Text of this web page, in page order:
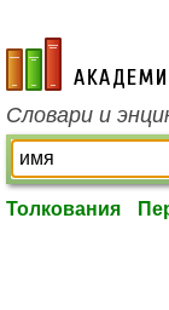
academic.ru
Словари и
Толкования